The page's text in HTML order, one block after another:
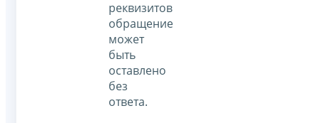
реквизитов
обращение
может
быть
оставлено
без
ответа.